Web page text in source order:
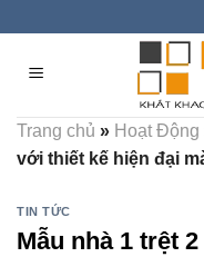
content
Trang chủ » Hoạt Động
với thiết kế hiện đại
TIN TỨC
Mẫu nhà 1 trệt